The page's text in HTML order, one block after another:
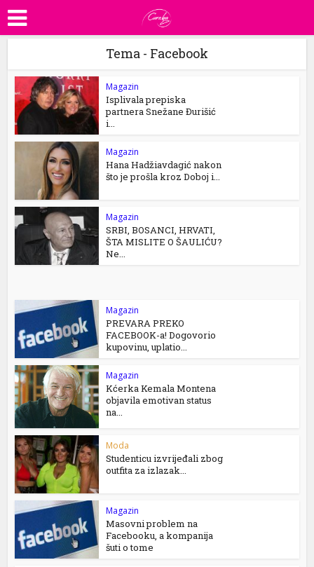
Tema - Facebook
Magazin
Isplivala prepiska
partnera Snežane Đurišić
i...
Magazin
Hana Hadžiavdagić nakon
što je prošla kroz Doboj i...
Magazin
SRBI, BOSANCI, HRVATI,
ŠTA MISLITE O ŠAULIĆU?
Ne...
Magazin
PREVARA PREKO
FACEBOOK-a! Dogovorio
kupovinu, uplatio...
Magazin
Kćerka Kemala Montena
objavila emotivan status
na...
Moda
Studenticu izvrijeđali zbog
outfita za izlazak...
Magazin
Masovni problem na
Facebooku, a kompanija
šuti o tome